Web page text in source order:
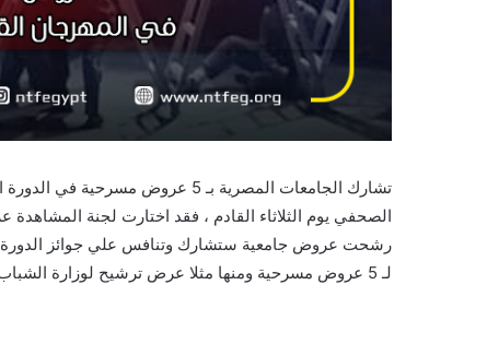
الصحفي يوم الثلاثاء القادم ، فقد اختارت لجنة
رشحت عروض جامعية ستشارك وتنافس علي جوائز الدورة
لـ 5 عروض مسرحية ومنها مثلا عرض ترشيح لوزارة الشباب وثلاثة عروض اخري من مسابقة مواسم نجوم المسرح الجامعي .